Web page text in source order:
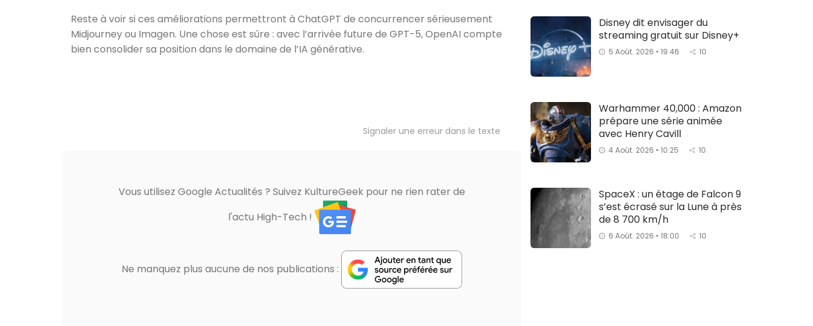
Reste à voir si ces améliorations permettront à ChatGPT de concurrencer sérieusement
Midjourney ou Imagen. Une chose est sûre : avec l’arrivée future de GPT-5, OpenAI compte
bien consolider sa position dans le domaine de l’IA générative.
Signaler une erreur dans le texte
Vous utilisez Google Actualités ? Suivez KultureGeek pour ne rien rater de
l'actu High-Tech !
Ne manquez plus aucune de nos publications :
Disney dit envisager du
streaming gratuit sur Disney+
5 Août. 2026 • 19:46 10
Warhammer 40,000 : Amazon
prépare une série animée
avec Henry Cavill
4 Août. 2026 • 10:25 10
SpaceX : un étage de Falcon 9
s’est écrasé sur la Lune à près
de 8 700 km/h
6 Août. 2026 • 18:00 10